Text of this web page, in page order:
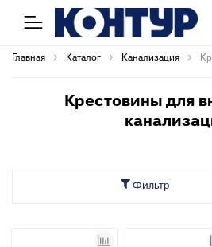
Главная Каталог Канализация
Крестовины для
Фильтр